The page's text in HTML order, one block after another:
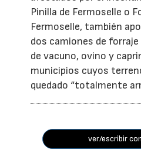
Pinilla de Fermoselle o
Fermoselle, también
dos camiones de
de vacuno, ovino y
municipios cuyos
quedado “totalmente
ver/escribir